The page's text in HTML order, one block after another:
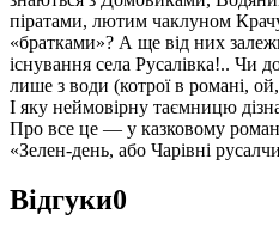
піратами, лютим чаклуном
«братками»? А ще від них
існування села Русалівка!.. Чи
лише з води (котрої в романі,
І яку неймовірну таємницю
Про все це — у казковому
«Зелен-день, або Чарівні
Відгуки0